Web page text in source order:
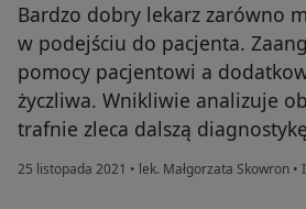
Bardzo dobry lekarz zarówno
w podejściu do pacjenta.
pomocy pacjentowi a
życzliwa. Wnikliwie analizuje
trafnie zleca dalszą
25 listopada 2021 • lek. Małgorzata Skowron •